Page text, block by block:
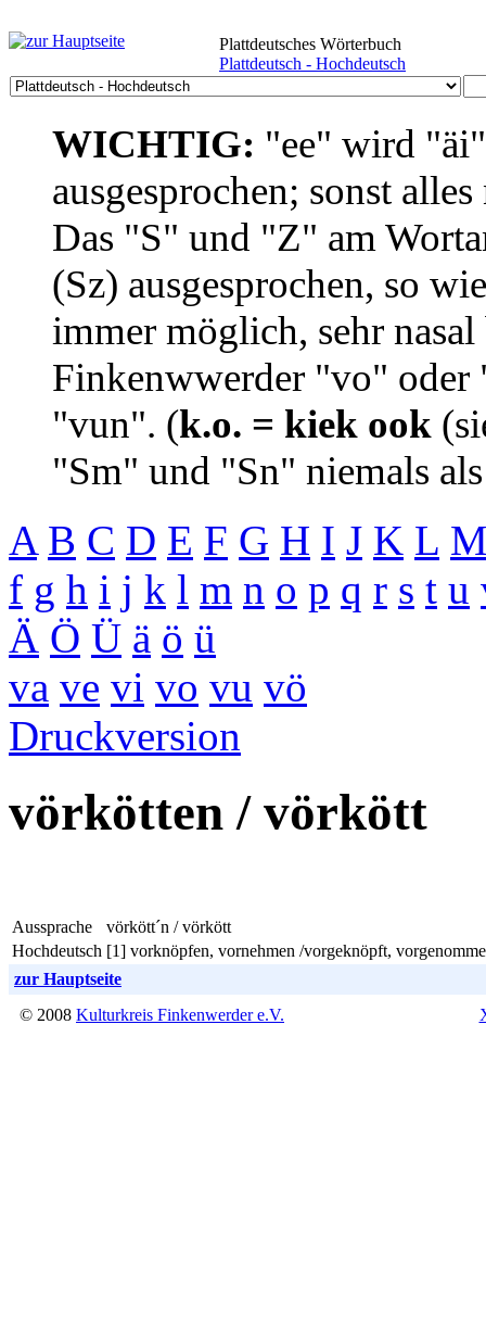
Plattdeutsches Wörterbuch
Plattdeutsch - Hochdeutsch
WICHTIG: "ee" wird
ausgesprochen; sonst
Das "S" und "Z" am
(Sz) ausgesprochen, so
immer möglich, sehr
Finkenwwerder "vo"
"vun". (k.o. = kiek ook
"Sm" und "Sn" niemals
A B C D E F G H I J K L
f g h i j k l m n o p q r s t u
Ä Ö Ü ä ö ü
va ve vi vo vu vö
Druckversion
vörkötten / vörkött
Aussprache
vörkött´n / vörkött
Hochdeutsch [1] vorknöpfen, vornehmen /vorgeknöpft,
zur Hauptseite
© 2008 Kulturkreis Finkenwerder e.V.